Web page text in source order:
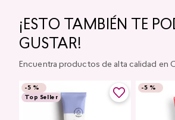
¡ESTO TAMBIÉN TE
GUSTAR!
Encuentra productos de alta calidad en
-5 %
Top Seller
-5 %